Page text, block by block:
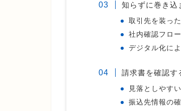
知らずに巻き込
取引先を装っ
社内確認フロ
デジタル化に
請求書を確認す
見落としやす
振込先情報の